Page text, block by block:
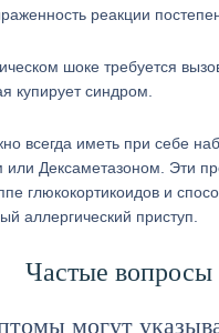
реакции
шоке требуется
купирует синдром.
всегда иметь при себе
или Дексаметазоном. Эти
глюкокортикоидов и
аллергический приступ.
Частые вопросы
могут